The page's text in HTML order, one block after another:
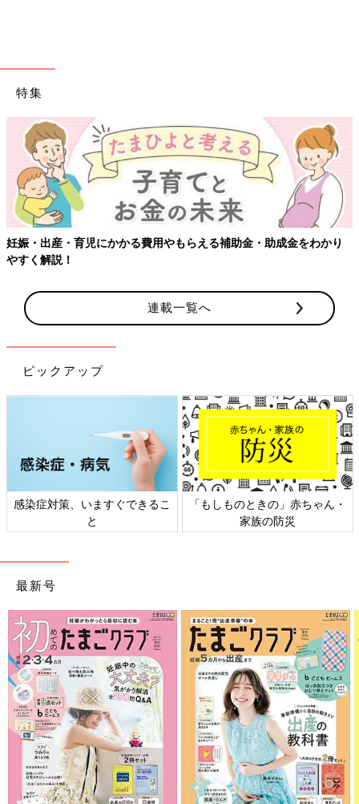
特集
妊娠・出産・育児にかかる費用やもらえる補助金・助成金をわかり
やすく解説！
連載一覧へ
ピックアップ
感染症対策、いますぐできるこ
と
「もしものときの」赤ちゃん・
家族の防災
最新号